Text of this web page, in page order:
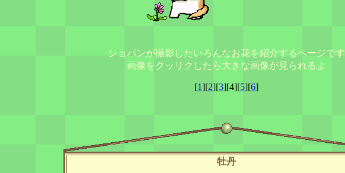
ショパンが撮影したいろんなお花を紹介するページです
画像をクッリクしたら大きな画像が見られるよ
[1][2][3][4][5][6]
牡丹